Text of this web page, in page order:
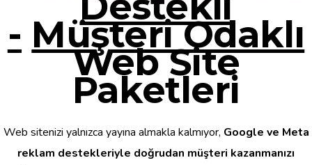
- Müşteri Odaklı
Web Site
Paketleri
Web sitenizi yalnızca yayına almakla kalmıyor, Google ve Meta
reklam destekleriyle doğrudan müşteri kazanmanızı